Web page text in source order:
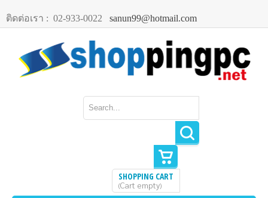
ติดต่อเรา : 02-933-0022 sanun99@hotmail.com
SHOPPING CART
(Cart empty)